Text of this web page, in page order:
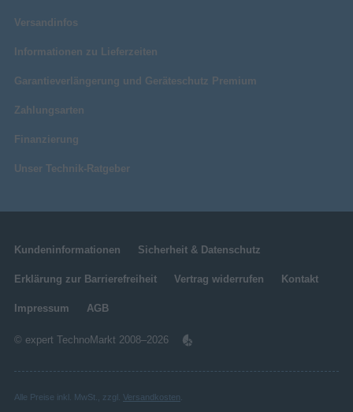
Versandinfos
Informationen zu Lieferzeiten
Garantieverlängerung und Geräteschutz Premium
Zahlungsarten
Finanzierung
Unser Technik-Ratgeber
Kundeninformationen Sicherheit & Datenschutz
Erklärung zur Barrierefreiheit Vertrag widerrufen Kontakt
Impressum AGB
© expert TechnoMarkt 2008–2026
Alle Preise inkl. MwSt., zzgl. Versandkosten